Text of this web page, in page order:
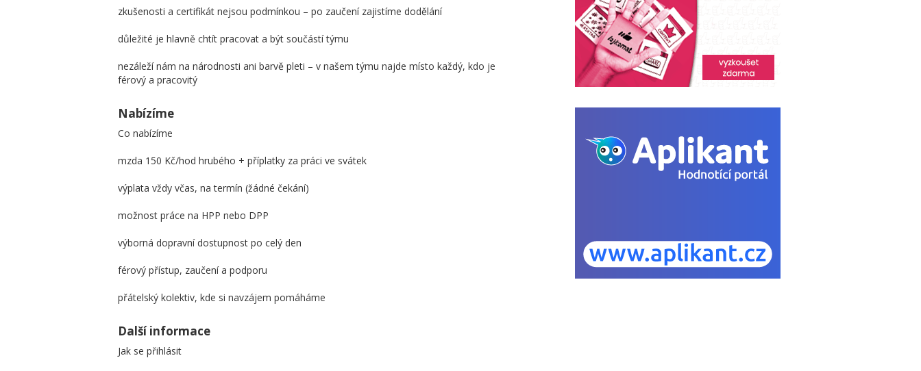
zkušenosti a certifikát nejsou podmínkou – po zaučení zajistíme dodělání
důležité je hlavně chtít pracovat a být součástí týmu
nezáleží nám na národnosti ani barvě pleti – v našem týmu najde místo každý, kdo je
férový a pracovitý
Nabízíme
Co nabízíme
mzda 150 Kč/hod hrubého + příplatky za práci ve svátek
výplata vždy včas, na termín (žádné čekání)
možnost práce na HPP nebo DPP
výborná dopravní dostupnost po celý den
férový přístup, zaučení a podporu
přátelský kolektiv, kde si navzájem pomáháme
Další informace
Jak se přihlásit